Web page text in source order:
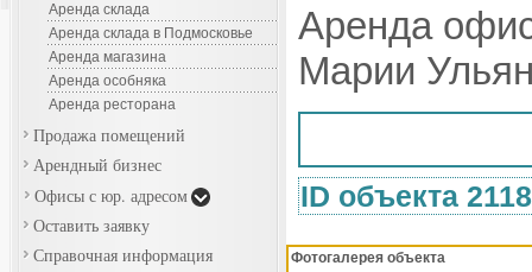
Аренда склада
Аренда склада в Подмосковье
Аренда магазина
Аренда особняка
Аренда ресторана
Продажа помещений
Арендный бизнес
Офисы с юр. адресом
Оставить заявку
Справочная информация
Аренда
Марии
ID объекта
Фотогалерея объекта